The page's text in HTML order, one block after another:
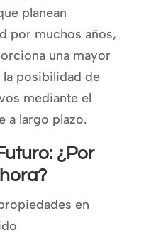
planean
por muchos años,
una mayor
posibilidad de
mediante el
a largo plazo.
¿Por
en